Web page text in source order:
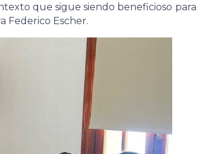
que sigue siendo beneficioso para
Federico Escher.